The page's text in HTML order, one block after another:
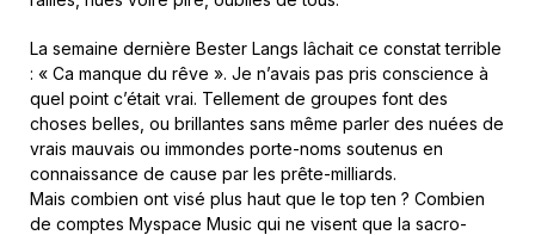
La semaine dernière Bester Langs lâchait ce constat terrible
: « Ca manque du rêve ». Je n’avais pas pris conscience à
quel point c’était vrai. Tellement de groupes font des
choses belles, ou brillantes sans même parler des nuées de
vrais mauvais ou immondes porte-noms soutenus en
connaissance de cause par les prête-milliards.
Mais combien ont visé plus haut que le top ten ? Combien
de comptes Myspace Music qui ne visent que la sacro-